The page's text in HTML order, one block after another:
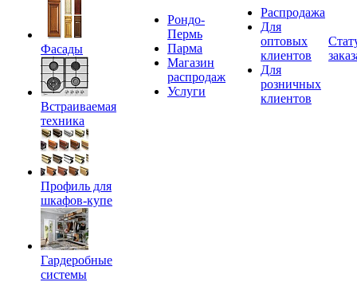
Фасады
Встраиваемая
техника
Профиль для
шкафов-купе
Гардеробные
системы
Рондо-
Пермь
Парма
Магазин
распродаж
Услуги
Распродажа
Для
оптовых
клиентов
Для
розничных
клиентов